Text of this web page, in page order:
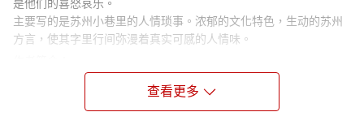
是他们的喜怒哀乐。
主要写的是苏州小巷里的人情琐事。浓郁的文化特色，生动的苏州
方言，使其字里行间弥漫着真实可感的人情味。
范小青，女，江苏苏州人。1978年考入苏州大学中文系学习，1982
年毕业留校，担任文艺理论教学工作。1985年调入江苏省作家协会
查看更多